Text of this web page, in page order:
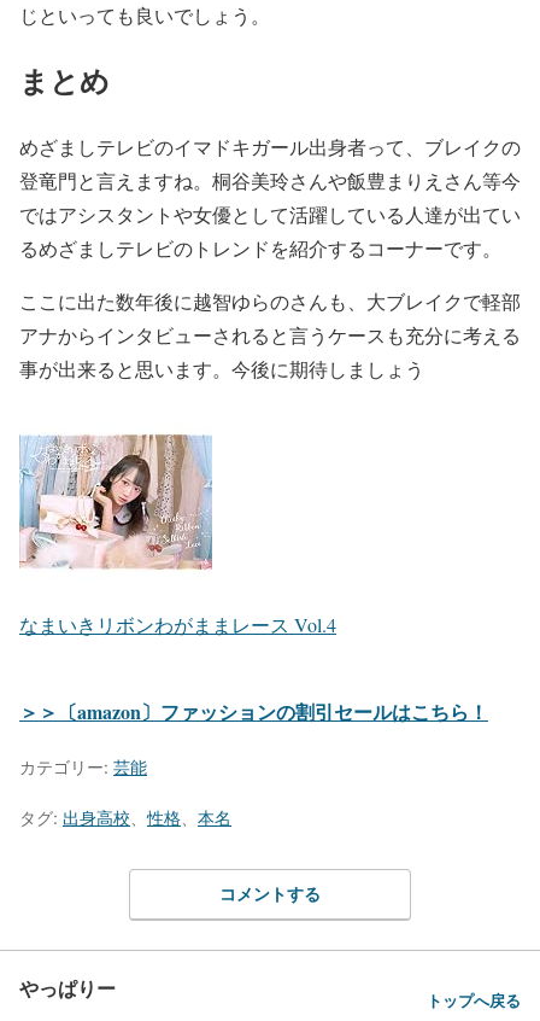
じといっても良いでしょう。
まとめ
めざましテレビのイマドキガール出身者って、ブレイクの
登竜門と言えますね。桐谷美玲さんや飯豊まりえさん等今
ではアシスタントや女優として活躍している人達が出てい
るめざましテレビのトレンドを紹介するコーナーです。
ここに出た数年後に越智ゆらのさんも、大ブレイクで軽部
アナからインタビューされると言うケースも充分に考える
事が出来ると思います。今後に期待しましょう
なまいきリボンわがままレース Vol.4
＞＞〔amazon〕ファッションの割引セールはこちら！
カテゴリー: 芸能
タグ: 出身高校 、性格 本名
コメントする
やっぱりー トップへ戻る